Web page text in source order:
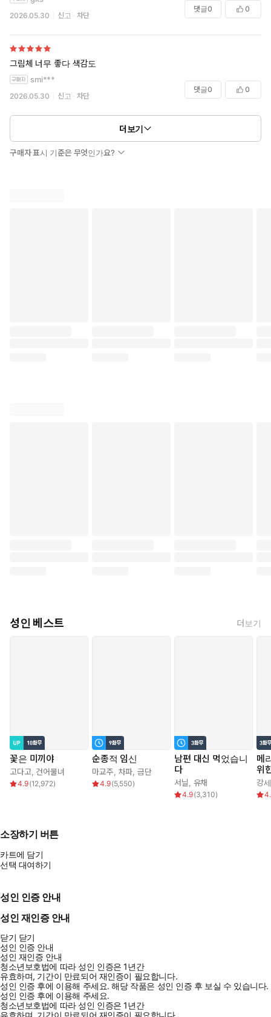
2026.05.30 신고 차단
댓글0 0
그림체 너무 좋다 색감도
smi***
2026.05.30 신고 차단
댓글0 0
더보기
구매자 표시 기준은 무엇인가요?
성인 베스트 더보기
꽃은 미끼야
고다고, 건어물녀
4.9(12,972)
순종적 임신
마교주 차파 금단
4.9(5,550)
남편 대신 먹었습니
다
서닐 유채
4.9(3,310)
메
위
강
소장하기 버튼
카트에 담기
선택 대여하기
성인 인증 안내
성인 재인증 안내
닫기 닫기
성인 인증 안내
성인 재인증 안내
청소년보호법에 따라 성인 인증은 1년간
유효하며, 기간이 만료되어 재인증이 필요합니다.
성인 인증 후에 이용해 주세요.해당 작품은 성인 인증 후 보실 수 있습니다.
성인 인증 후에 이용해 주세요.
청소년보호법에 따라 성인 인증은 1년간